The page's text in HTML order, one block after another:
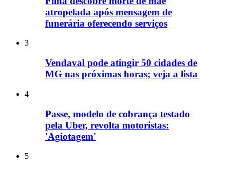
atropelada após mensagem de
funerária oferecendo serviços
3
Vendaval pode atingir 50 cidades de
MG nas próximas horas; veja a lista
4
Passe, modelo de cobrança testado
pela Uber, revolta motoristas:
'Agiotagem'
5